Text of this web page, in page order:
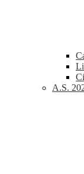
A.S.